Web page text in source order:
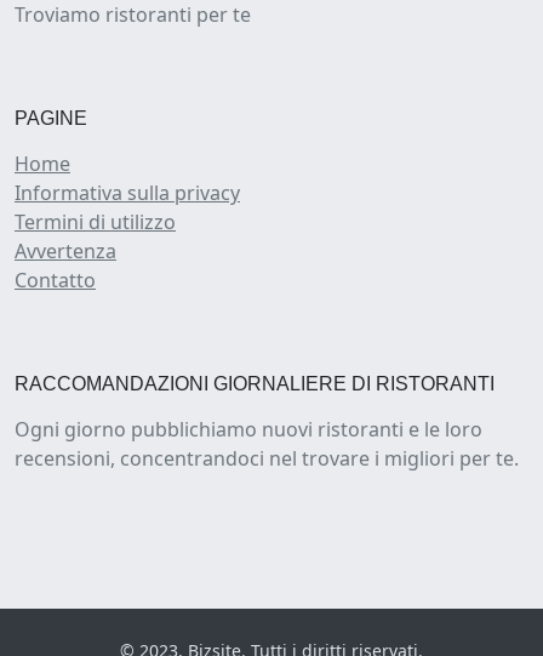
Troviamo ristoranti per te
PAGINE
Home
Informativa sulla privacy
Termini di utilizzo
Avvertenza
Contatto
RACCOMANDAZIONI GIORNALIERE DI RISTORANTI
Ogni giorno pubblichiamo nuovi ristoranti e le loro
recensioni, concentrandoci nel trovare i migliori per te.
© 2023, Bizsite. Tutti i diritti riservati.